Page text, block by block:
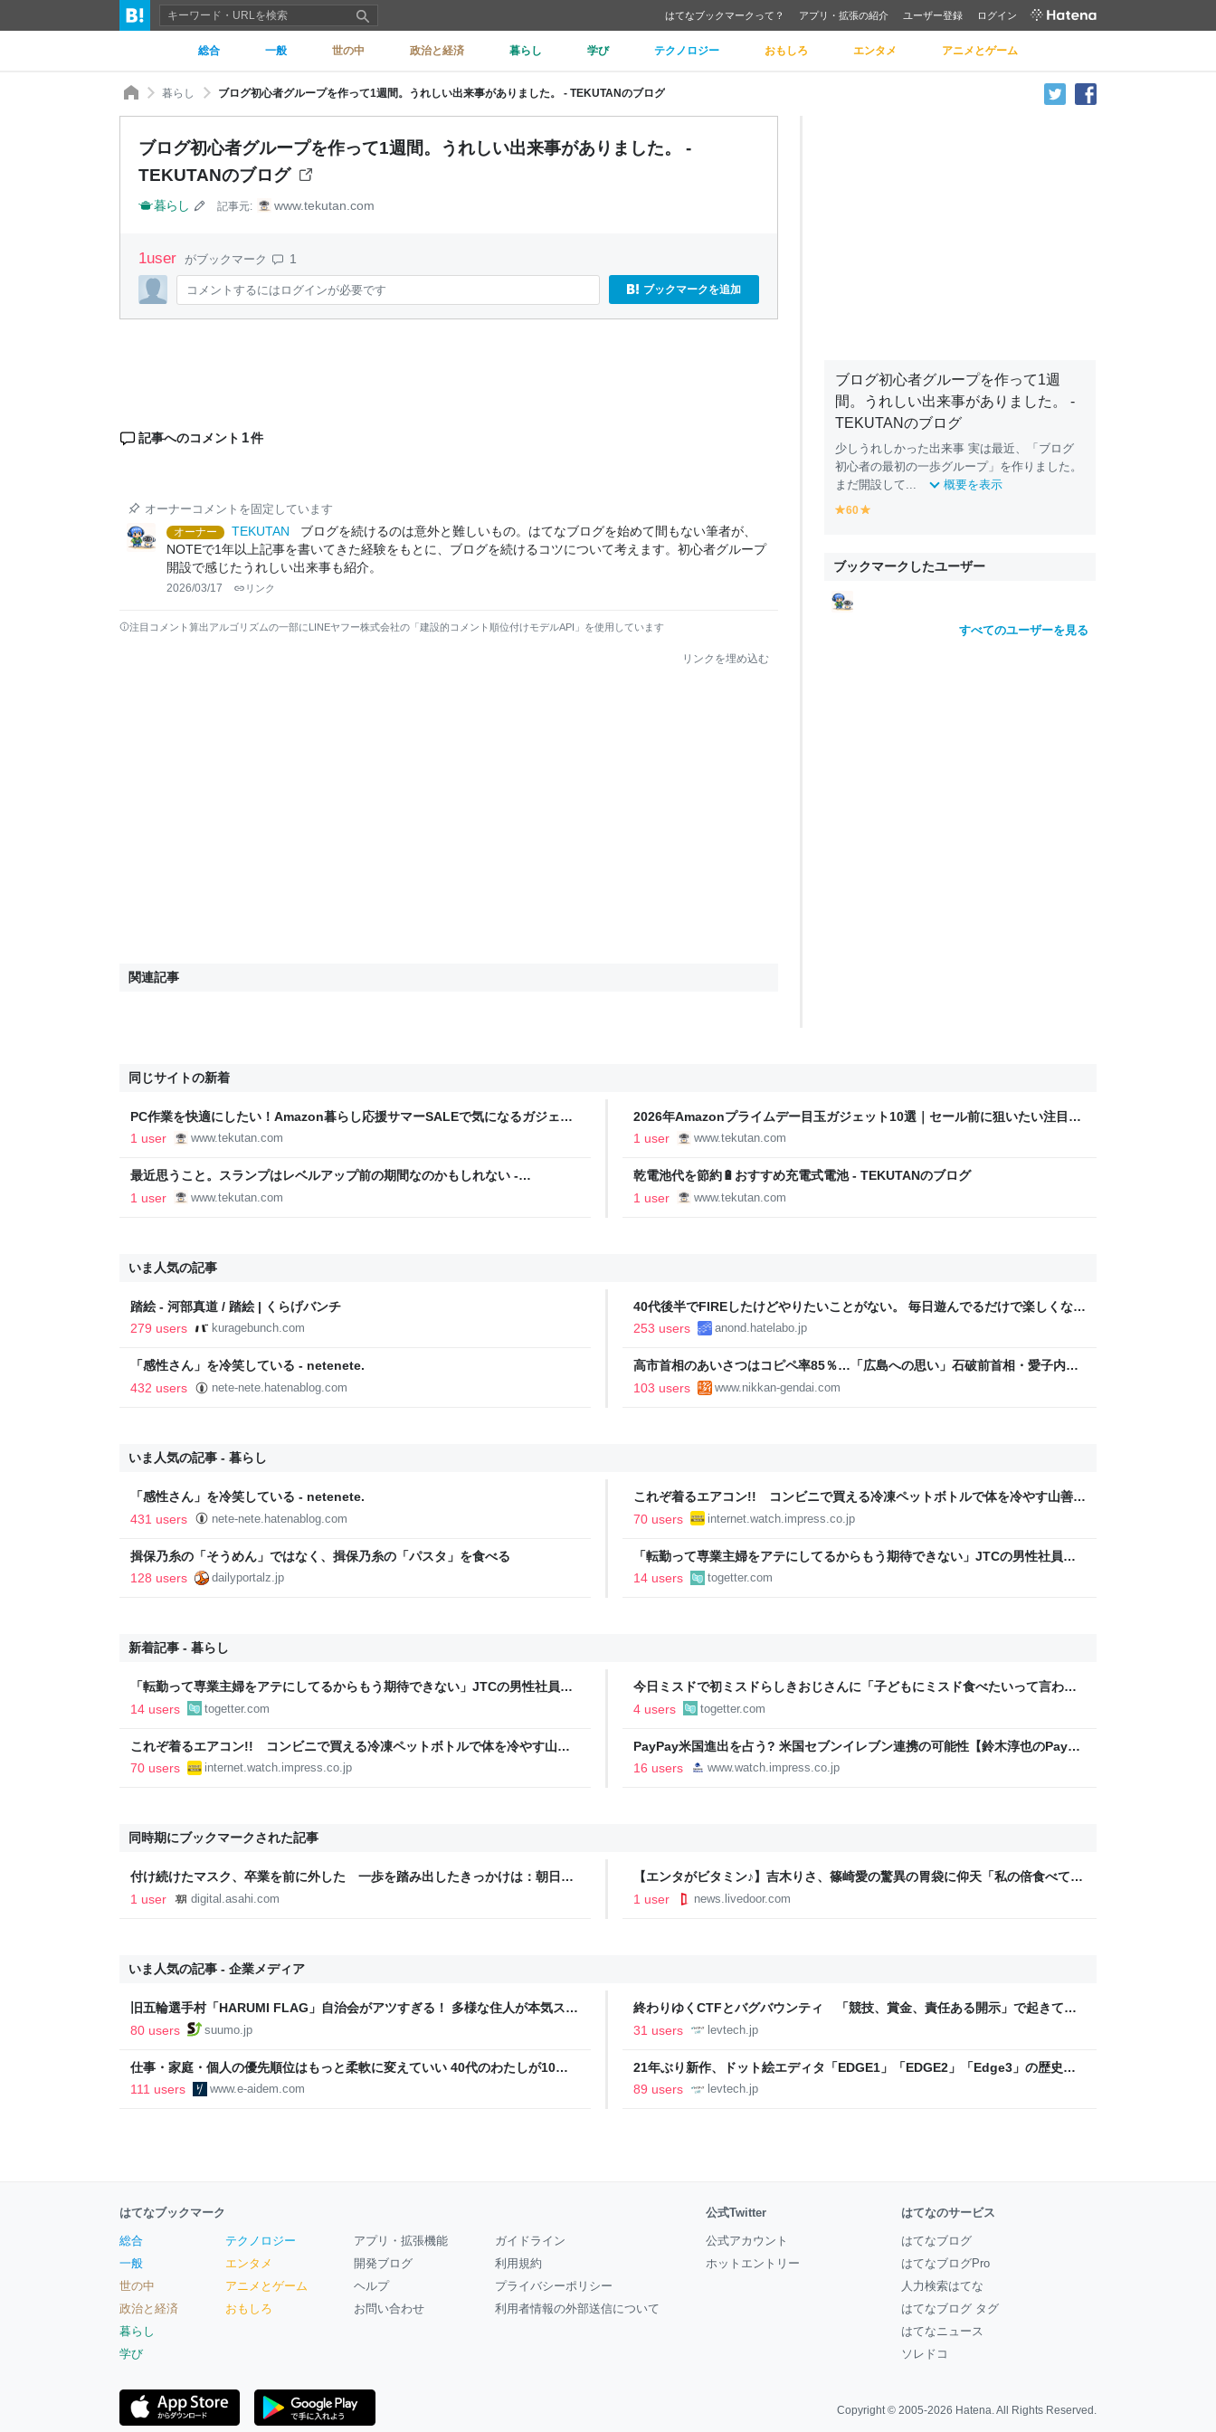
はてなブックマークって？ アプリ・拡張の紹介 ユーザー登録 ログイン
総合 一般 世の中 政治と経済 暮らし 学び テクノロジー おもしろ エンタメ アニメとゲーム
暮らし ブログ初心者グループを作って1週間。うれしい出来事がありました。 - TEKUTANのブログ
ブログ初心者グループを作って1週間。うれしい出来事がありました。 -
TEKUTANのブログ
暮らし 記事元: www.tekutan.com
1user がブックマーク 1
コメントするにはログインが必要です ブックマークを追加
記事へのコメント 1件
オーナーコメントを固定しています
オーナー TEKUTAN
ブログを続けるのは意外と難しいもの。はてなブログを始めて間もない筆者が、
NOTEで1年以上記事を書いてきた経験をもとに、ブログを続けるコツについて考えます。初心者グループ
開設で感じたうれしい出来事も紹介。
2026/03/17 リンク
注目コメント算出アルゴリズムの一部にLINEヤフー株式会社の「建設的コメント順位付けモデルAPI」を使用しています
リンクを埋め込む
関連記事
ブログ初心者グループを作って1週
間。うれしい出来事がありました。 -
TEKUTANのブログ
少しうれしかった出来事 実は最近、「ブログ
初心者の最初の一歩グループ」を作りました。
まだ開設して...
概要を表示
y
o
w
60
o
w
ブックマークしたユーザー
すべてのユーザーを見る
同じサイトの新着
PC作業を快適にしたい！Amazon暮らし応援サマーSALEで気になるガジェッ
ト10選 - TEKUTANのブログ
1 user www.tekutan.com
2026年Amazonプライムデー目玉ガジェット10選｜セール前に狙いたい注目商
品 - TEKUTANのブログ
1 user www.tekutan.com
最近思うこと。スランプはレベルアップ前の期間なのかもしれない -
TEKUTANのブログ
1 user www.tekutan.com
乾電池代を節約🔋おすすめ充電式電池 - TEKUTANのブログ
1 user
www.tekutan.com
いま人気の記事
踏絵 - 河部真道 / 踏絵 | くらげバンチ
279 users
kuragebunch.com
40代後半でFIREしたけどやりたいことがない。 毎日遊んでるだけで楽しくな
い..
253 users anond.hatelabo.jp
「感性さん」を冷笑している - netenete.
432 users
nete-nete.hatenablog.com
高市首相のあいさつはコピペ率85％…「広島への思い」石破前首相・愛子内親
王とは絶望的格差｜日刊ゲンダイDIGITAL
103 users www.nikkan-gendai.com
いま人気の記事 - 暮らし
「感性さん」を冷笑している - netenete.
431 users
nete-nete.hatenablog.com
これぞ着るエアコン!! コンビニで買える冷凍ペットボトルで体を冷やす山善の
水冷ベストがロードバイクにちょうどいい【ぼっち・ざ・ろーど！その14】
70 users internet.watch.impress.co.jp
揖保乃糸の「そうめん」ではなく、揖保乃糸の「パスタ」を食べる
128 users
dailyportalz.jp
「転勤って専業主婦をアテにしてるからもう期待できない」JTCの男性社員が
転勤を命じらるも「妻は3倍稼いでるので、転勤なら辞める」と言ったら、転勤
がなくなった
14 users togetter.com
新着記事 - 暮らし
「転勤って専業主婦をアテにしてるからもう期待できない」JTCの男性社員が
転勤を命じらるも「妻は3倍稼いでるので、転勤なら辞める」と言ったら、転
14 users togetter.com
今日ミスドで初ミスドらしきおじさんに「子どもにミスド食べたいって言われ
たんですけど…これは買っとけみたいなのありますか…？」と尋ねられるイベ
4 users togetter.com
これぞ着るエアコン!! コンビニで買える冷凍ペットボトルで体を冷やす山善
の水冷ベストがロードバイクにちょうどいい【ぼっち・ざ・ろーど！その14】
70 users internet.watch.impress.co.jp
PayPay米国進出を占う? 米国セブンイレブン連携の可能性【鈴木淳也のPay
Attention】
16 users www.watch.impress.co.jp
同時期にブックマークされた記事
付け続けたマスク、卒業を前に外した 一歩を踏み出したきっかけは：朝日新
聞
1 user digital.asahi.com
【エンタがビタミン♪】吉木りさ、篠崎愛の驚異の胃袋に仰天「私の倍食べて
た」 - ライブドアニュース
1 user news.livedoor.com
いま人気の記事 - 企業メディア
旧五輪選手村「HARUMI FLAG」自治会がアツすぎる！ 多様な住人が本気スキ
ルで挑む、盆踊り2万人集客や交通改善など“街の価値向上”戦略 東京・中央
80 users suumo.jp
終わりゆくCTFとバグバウンティ 「競技、賞金、責任ある開示」で起きてい
ること【フォーカス】 - レバテックLAB
31 users levtech.jp
仕事・家庭・個人の優先順位はもっと柔軟に変えていい 40代のわたしが10年
後の自分に伝えたいこと - りっすん by イーアイデム
111 users www.e-aidem.com
21年ぶり新作、ドット絵エディタ「EDGE1」「EDGE2」「Edge3」の歴史に
ついて作者に聞く【フォーカス】 - レバテックLAB
89 users levtech.jp
はてなブックマーク
総合
一般
世の中
政治と経済
暮らし
学び
テクノロジー
エンタメ
アニメとゲーム
おもしろ
アプリ・拡張機能
開発ブログ
ヘルプ
お問い合わせ
ガイドライン
利用規約
プライバシーポリシー
利用者情報の外部送信について
公式Twitter
公式アカウント
ホットエントリー
はてなのサービス
はてなブログ
はてなブログPro
人力検索はてな
はてなブログ タグ
はてなニュース
ソレドコ
Copyright © 2005-2026 Hatena. All Rights Reserved.